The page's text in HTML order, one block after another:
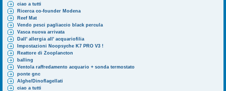
ciao a tutti
Ricerca co-founder Modena
Reef Mat
Vendo pesci pagliaccio black percula
Vasca nuova arrivata
Dall' allergia all' acquariofilia
Impostazioni Noopsyche K7 PRO V3 !
Reattore di Zooplancton
balling
Ventola raffredamento acquario + sonda termostato
ponte gnc
Alghe/Dinoflagellati
ciao a tutti